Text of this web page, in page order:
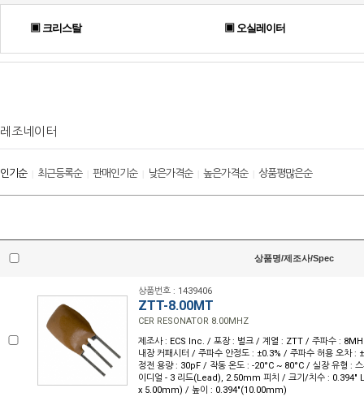
▣ 크리스탈 ▣ 오실레이터
레조네이터
인기순| 최근등록순| 판매인기순| 낮은가격순| 높은가격순| 상품평많은순
상품명/제조사/Spec
상품번호 : 1439406
ZTT-8.00MT
CER RESONATOR 8.00MHZ
제조사 : ECS Inc. / 포장 : 벌크 / 계열 : ZTT / 주파수 :
내장 커패시터 / 주파수 안정도 : ±0.3% / 주파수 허용 오차 :
정전 용량 : 30pF / 작동 온도 : -20°C ~ 80°C / 실장 유형 :
이디얼 - 3 리드(Lead), 2.50mm 피치 / 크기/치수 : 0.394"
x 5.00mm) / 높이 : 0.394"(10.00mm)